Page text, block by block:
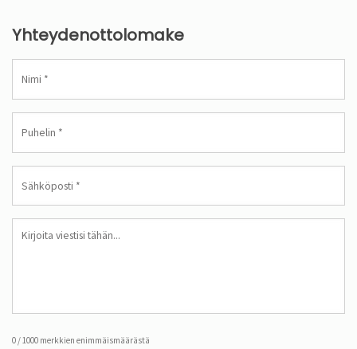
Yhteydenottolomake
0 / 1000 merkkien enimmäismäärästä